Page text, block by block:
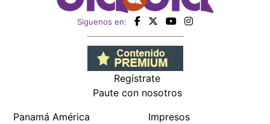
Siguenos en:
Regístrate
Paute con nosotros
Panamá América
Impresos